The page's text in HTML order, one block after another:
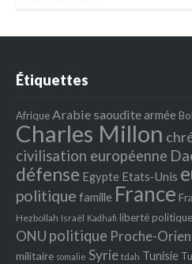
Étiquettes
AfriqueArabie saoudite armée
Charles Millon
civilisation européenne
défense Egypte Etats‐Unis
politique famille France
Hezbollah Israël Kadhafi liberté politique
ONU politique Proche-
militaire somalie Syrie tdah Tunisie